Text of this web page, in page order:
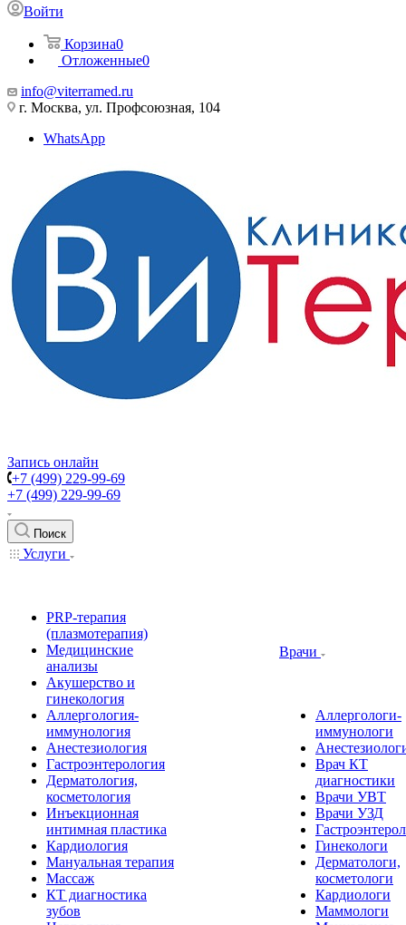
Войти
Корзина0
Отложенные0
info@viterramed.ru
г. Москва, ул. Профсоюзная, 104
WhatsApp
Запись онлайн
+7 (499) 229-99-69
+7 (499) 229-99-69
Поиск
Услуги
PRP-терапия
(плазмотерапия)
Медицинские
анализы
Акушерство и
гинекология
Аллергология-
иммунология
Анестезиология
Гастроэнтерология
Дерматология,
косметология
Инъекционная
интимная пластика
Кардиология
Мануальная терапия
Массаж
КТ диагностика
зубов
Врачи
Аллергологи-
иммунологи
Врач КТ
диагностики
Врачи УВТ
Врачи УЗД
Гинекологи
Дерматологи,
косметологи
Кардиологи
Маммологи